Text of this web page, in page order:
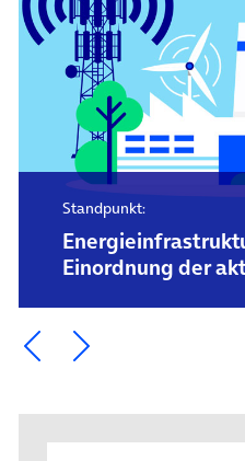
Standpunkt:
Einordnung der
Ein Element zurück
Ein Element